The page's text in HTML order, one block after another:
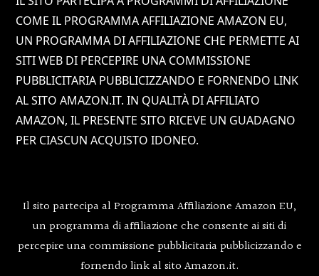
COME IL PROGRAMMA AFFILIAZIONE AMAZON EU,
UN PROGRAMMA DI AFFILIAZIONE CHE PERMETTE AI
SITI WEB DI PERCEPIRE UNA COMMISSIONE
PUBBLICITARIA PUBBLICIZZANDO E FORNENDO LINK
AL SITO AMAZON.IT. IN QUALITÀ DI AFFILIATO
AMAZON, IL PRESENTE SITO RICEVE UN GUADAGNO
PER CIASCUN ACQUISTO IDONEO.
Il sito partecipa al Programma Affiliazione Amazon EU,
un programma di affiliazione che consente ai siti di
percepire una commissione pubblicitaria pubblicizzando e
fornendo link al sito Amazon.it.